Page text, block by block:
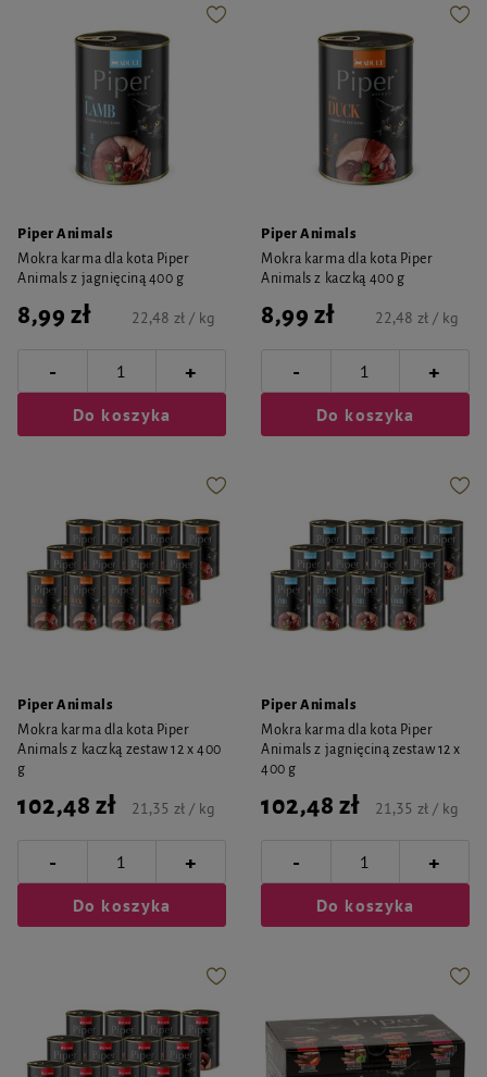
Piper Animals
Mokra karma dla kota Piper
Animals z jagnięciną 400 g
8,99 zł 22,48 zł / kg
- +
Do koszyka
Piper Animals
Mokra karma dla kota Piper
Animals z kaczką 400 g
8,99 zł 22,48 zł / kg
- +
Do koszyka
Piper Animals
Mokra karma dla kota Piper
Animals z kaczką zestaw 12 x 400
g
102,48 zł 21,35 zł / kg
- +
Do koszyka
Piper Animals
Mokra karma dla kota Piper
Animals z jagnięciną zestaw 12 x
400 g
102,48 zł 21,35 zł / kg
- +
Do koszyka